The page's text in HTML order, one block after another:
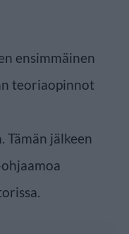
ensimmäinen
teoriaopinnot
jälkeen